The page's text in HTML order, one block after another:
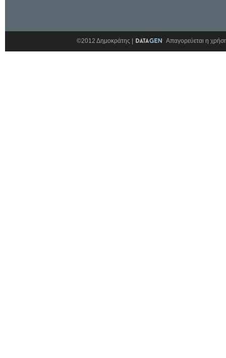
©2012 Δημοκράτης | Απαγορεύεται η